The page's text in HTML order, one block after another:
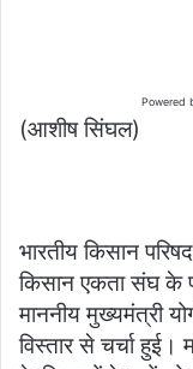
Powered
(आशीष सिंघल)
भारतीय किसान
किसान एकता संघ के
माननीय मुख्यमंत्री
विस्तार से चर्चा हुई।